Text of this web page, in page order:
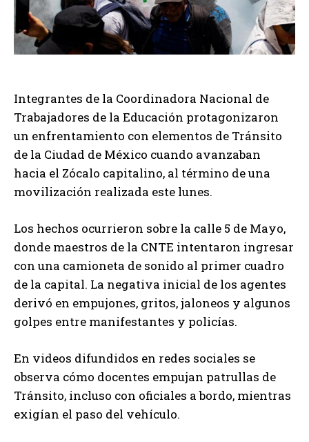
Integrantes de la Coordinadora Nacional de
Trabajadores de la Educación protagonizaron
un enfrentamiento con elementos de Tránsito
de la Ciudad de México cuando avanzaban
hacia el Zócalo capitalino, al término de una
movilización realizada este lunes.
Los hechos ocurrieron sobre la calle 5 de Mayo,
donde maestros de la CNTE intentaron ingresar
con una camioneta de sonido al primer cuadro
de la capital. La negativa inicial de los agentes
derivó en empujones, gritos, jaloneos y algunos
golpes entre manifestantes y policías.
En videos difundidos en redes sociales se
observa cómo docentes empujan patrullas de
Tránsito, incluso con oficiales a bordo, mientras
exigían el paso del vehículo.